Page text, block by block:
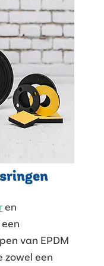
en
van EPDM
zowel een